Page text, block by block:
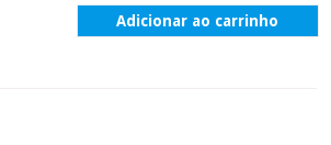
Adicionar ao carrinho